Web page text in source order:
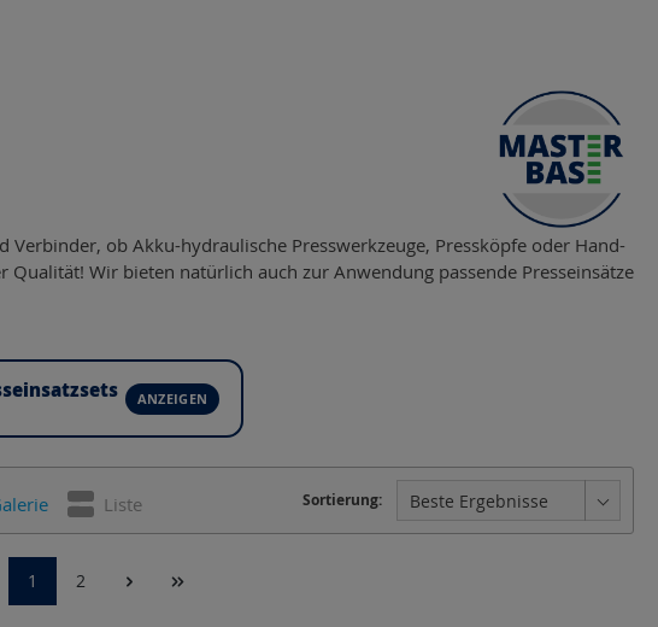
ob Akku-hydraulische Presswerkzeuge, Pressköpfe oder Hand-
Qualität! Wir bieten natürlich auch zur Anwendung passende Presseinsätze
Arbeitsdruck
Öffnungsweite
Liste
1 2
Sortierung: